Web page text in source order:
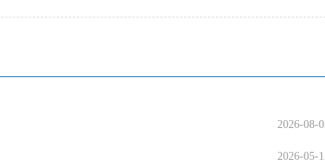
2026-08-
2026-05-